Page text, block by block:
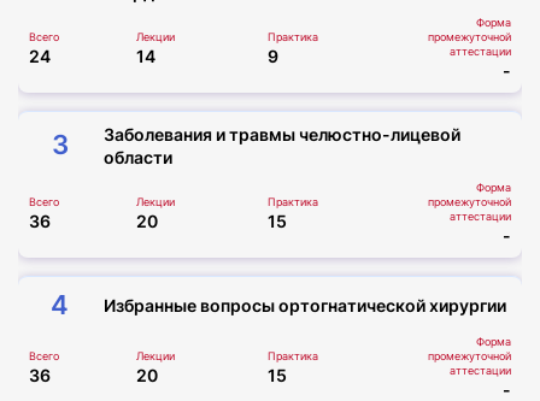
Всего
24
Лекции
14
Практика
9
Форма
промежуточной
аттестации
-
3
Заболевания и травмы челюстно-лицевой
области
Всего
36
Лекции
20
Практика
15
Форма
промежуточной
аттестации
-
4 Избранные вопросы ортогнатической хирургии
Всего
36
Лекции
20
Практика
15
Форма
промежуточной
аттестации
-